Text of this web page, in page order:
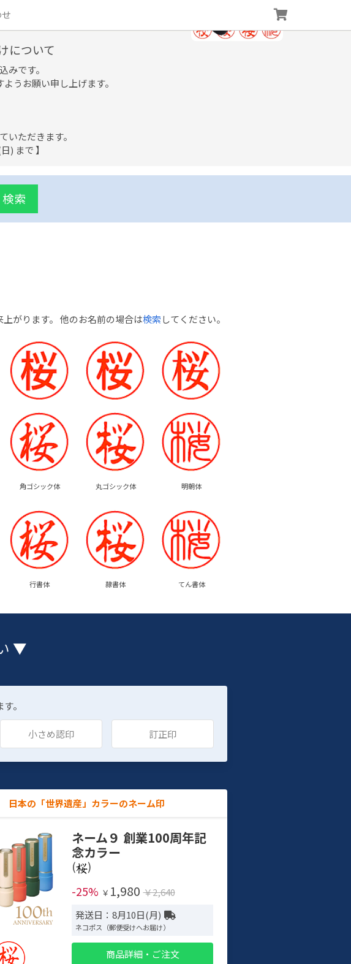
について
みです。
うお願い申し上げます。
いただきます。
) まで 】
検索
がります。 他のお名前の場合は検索してください。
角ゴシック体 丸ゴシック体 明朝体
行書体 隷書体 てん書体
▼
。
小さめ認印 訂正印
日本の「世界遺産」カラーのネーム印
ネーム９ 創業100周年記
念カラー
(
)
-25% ￥ 1,980 ￥2,640
発送日：8月10日(月)
ネコポス（郵便受けへお届け）
商品詳細・ご注文